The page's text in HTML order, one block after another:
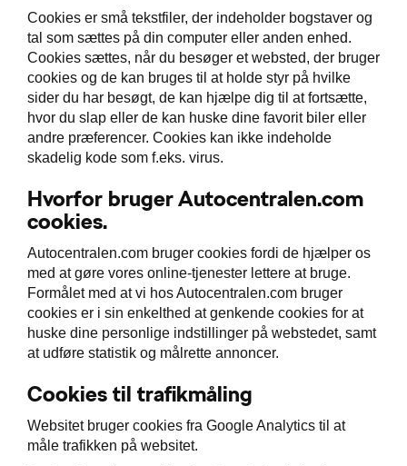
Cookies er små tekstfiler, der indeholder bogstaver og
tal som sættes på din computer eller anden enhed.
Cookies sættes, når du besøger et websted, der bruger
cookies og de kan bruges til at holde styr på hvilke
sider du har besøgt, de kan hjælpe dig til at fortsætte,
hvor du slap eller de kan huske dine favorit biler eller
andre præferencer. Cookies kan ikke indeholde
skadelig kode som f.eks. virus.
Hvorfor bruger Autocentralen.com
cookies.
Autocentralen.com bruger cookies fordi de hjælper os
med at gøre vores online-tjenester lettere at bruge.
Formålet med at vi hos Autocentralen.com bruger
cookies er i sin enkelthed at genkende cookies for at
huske dine personlige indstillinger på webstedet, samt
at udføre statistik og målrette annoncer.
Cookies til trafikmåling
Websitet bruger cookies fra Google Analytics til at
måle trafikken på websitet.